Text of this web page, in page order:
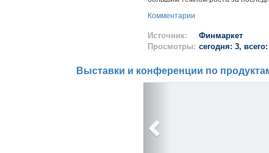
Комментарии
Источник:
Финмаркет
Просмотры: сегодня: 3,
Выставки и конференции по